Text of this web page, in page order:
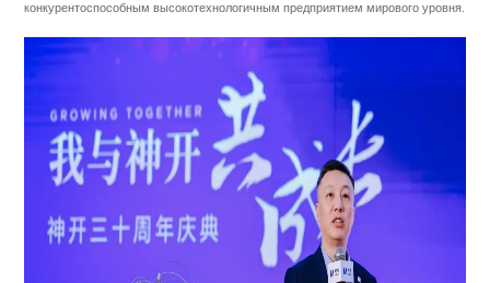
конкурентоспособным высокотехнологичным предприятием мирового уровня.